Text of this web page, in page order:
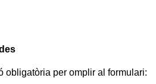
obligatòria per omplir al formulari: